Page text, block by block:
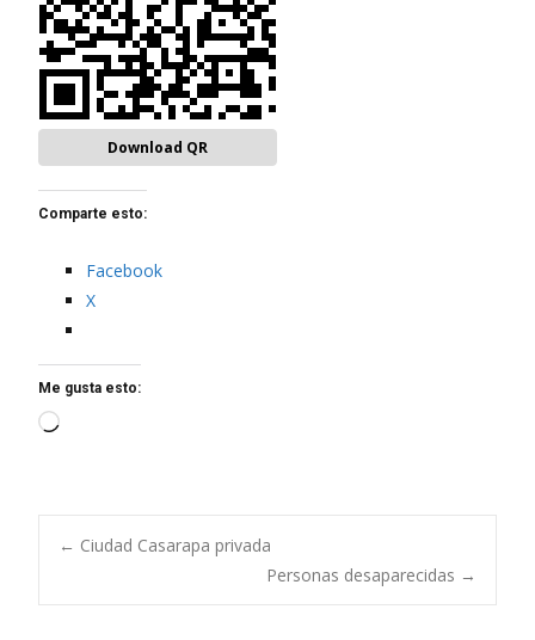
Download QR
Comparte esto:
Facebook
X
Me gusta esto:
Loading…
Navegación
← Ciudad Casarapa privada
Personas desaparecidas →